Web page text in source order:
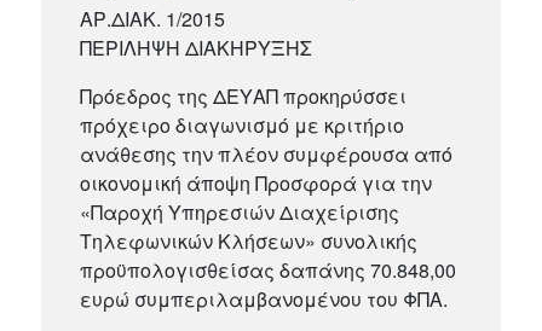
ΑΡ.ΔΙΑΚ. 1/2015
ΠΕΡΙΛΗΨΗ ΔΙΑΚΗΡΥΞΗΣ
Πρόεδρος της ΔΕΥΑΠ προκηρύσσει
πρόχειρο διαγωνισμό με κριτήριο
ανάθεσης την πλέον συμφέρουσα από
οικονομική άποψη Προσφορά για την
«Παροχή Υπηρεσιών Διαχείρισης
Τηλεφωνικών Κλήσεων» συνολικής
προϋπολογισθείσας δαπάνης 70.848,00
ευρώ συμπεριλαμβανομένου του ΦΠΑ.